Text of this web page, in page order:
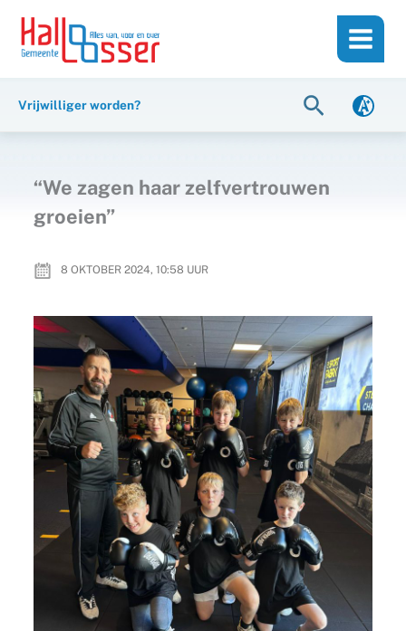
inhoud
naar
Vrijwilliger worden? Zoeken
“We zagen haar zelfvertrouwen
groeien”
8 OKTOBER 2024, 10:58 UUR